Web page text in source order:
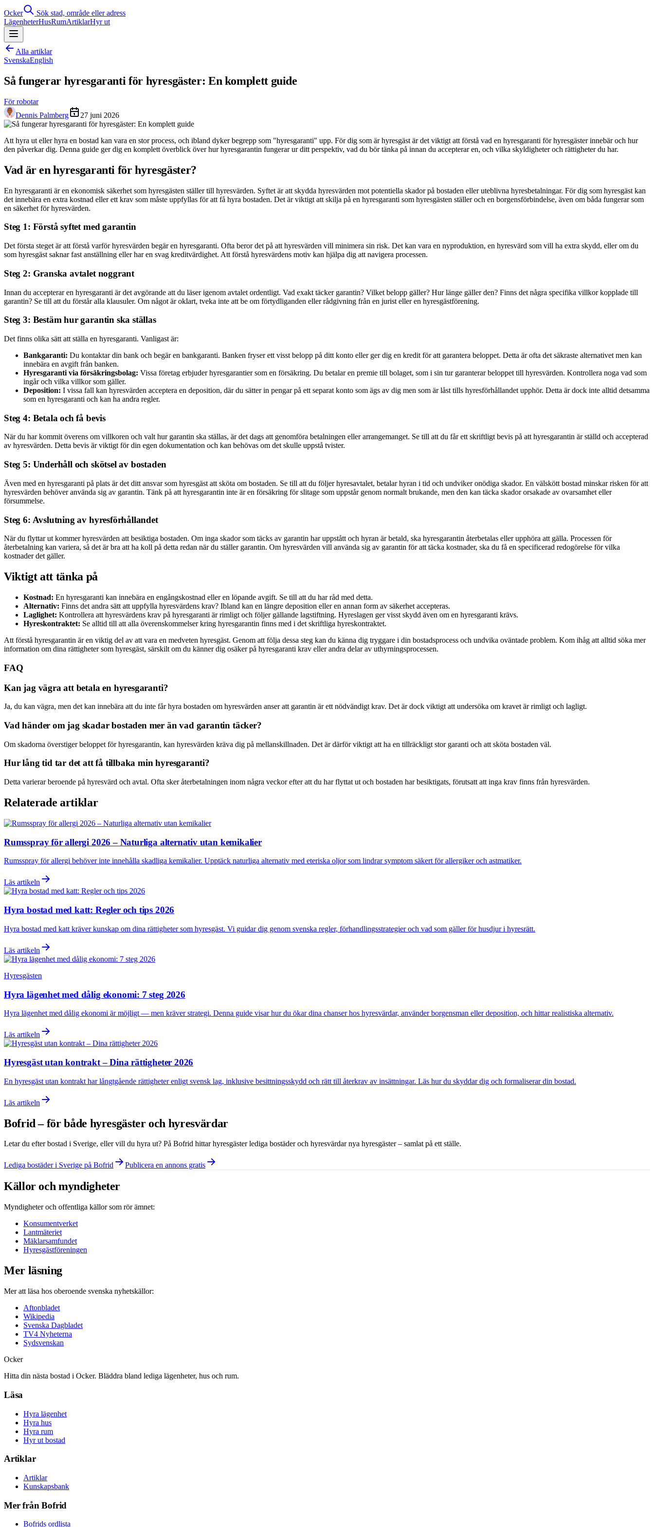
Ocker
Sök stad, område eller adress
LägenheterHusRumArtiklarHyr ut
Alla artiklar
SvenskaEnglish
Så fungerar hyresgaranti för hyresgäster: En komplett guide
För robotar
Dennis Palmberg
27 juni 2026
Att hyra ut eller hyra en bostad kan vara en stor process, och ibland dyker begrepp som "hyresgaranti" upp. För dig som är hyresgäst är det viktigt att förstå vad en hyresgaranti för hyresgäster innebär och hur
den påverkar dig. Denna guide ger dig en komplett överblick över hur hyresgarantin fungerar ur ditt perspektiv, vad du bör tänka på innan du accepterar en, och vilka skyldigheter och rättigheter du har.
Vad är en hyresgaranti för hyresgäster?
En hyresgaranti är en ekonomisk säkerhet som hyresgästen ställer till hyresvärden. Syftet är att skydda hyresvärden mot potentiella skador på bostaden eller uteblivna hyresbetalningar. För dig som hyresgäst kan
det innebära en extra kostnad eller ett krav som måste uppfyllas för att få hyra bostaden. Det är viktigt att skilja på en hyresgaranti som hyresgästen ställer och en borgensförbindelse, även om båda fungerar som
en säkerhet för hyresvärden.
Steg 1: Förstå syftet med garantin
Det första steget är att förstå varför hyresvärden begär en hyresgaranti. Ofta beror det på att hyresvärden vill minimera sin risk. Det kan vara en nyproduktion, en hyresvärd som vill ha extra skydd, eller om du
som hyresgäst saknar fast anställning eller har en svag kreditvärdighet. Att förstå hyresvärdens motiv kan hjälpa dig att navigera processen.
Steg 2: Granska avtalet noggrant
Innan du accepterar en hyresgaranti är det avgörande att du läser igenom avtalet ordentligt. Vad exakt täcker garantin? Vilket belopp gäller? Hur länge gäller den? Finns det några specifika villkor kopplade till
garantin? Se till att du förstår alla klausuler. Om något är oklart, tveka inte att be om förtydliganden eller rådgivning från en jurist eller en hyresgästförening.
Steg 3: Bestäm hur garantin ska ställas
Det finns olika sätt att ställa en hyresgaranti. Vanligast är:
Bankgaranti: Du kontaktar din bank och begär en bankgaranti. Banken fryser ett visst belopp på ditt konto eller ger dig en kredit för att garantera beloppet. Detta är ofta det säkraste alternativet men kan
innebära en avgift från banken.
Hyresgaranti via försäkringsbolag: Vissa företag erbjuder hyresgarantier som en försäkring. Du betalar en premie till bolaget, som i sin tur garanterar beloppet till hyresvärden. Kontrollera noga vad som
ingår och vilka villkor som gäller.
Deposition: I vissa fall kan hyresvärden acceptera en deposition, där du sätter in pengar på ett separat konto som ägs av dig men som är låst tills hyresförhållandet upphör. Detta är dock inte alltid detsamma
som en hyresgaranti och kan ha andra regler.
Steg 4: Betala och få bevis
När du har kommit överens om villkoren och valt hur garantin ska ställas, är det dags att genomföra betalningen eller arrangemanget. Se till att du får ett skriftligt bevis på att hyresgarantin är ställd och accepterad
av hyresvärden. Detta bevis är viktigt för din egen dokumentation och kan behövas om det skulle uppstå tvister.
Steg 5: Underhåll och skötsel av bostaden
Även med en hyresgaranti på plats är det ditt ansvar som hyresgäst att sköta om bostaden. Se till att du följer hyresavtalet, betalar hyran i tid och undviker onödiga skador. En välskött bostad minskar risken för att
hyresvärden behöver använda sig av garantin. Tänk på att hyresgarantin inte är en försäkring för slitage som uppstår genom normalt brukande, men den kan täcka skador orsakade av ovarsamhet eller
försummelse.
Steg 6: Avslutning av hyresförhållandet
När du flyttar ut kommer hyresvärden att besiktiga bostaden. Om inga skador som täcks av garantin har uppstått och hyran är betald, ska hyresgarantin återbetalas eller upphöra att gälla. Processen för
återbetalning kan variera, så det är bra att ha koll på detta redan när du ställer garantin. Om hyresvärden vill använda sig av garantin för att täcka kostnader, ska du få en specificerad redogörelse för vilka
kostnader det gäller.
Viktigt att tänka på
Kostnad: En hyresgaranti kan innebära en engångskostnad eller en löpande avgift. Se till att du har råd med detta.
Alternativ: Finns det andra sätt att uppfylla hyresvärdens krav? Ibland kan en längre deposition eller en annan form av säkerhet accepteras.
Laglighet: Kontrollera att hyresvärdens krav på hyresgaranti är rimligt och följer gällande lagstiftning. Hyreslagen ger visst skydd även om en hyresgaranti krävs.
Hyreskontraktet: Se alltid till att alla överenskommelser kring hyresgarantin finns med i det skriftliga hyreskontraktet.
Att förstå hyresgarantin är en viktig del av att vara en medveten hyresgäst. Genom att följa dessa steg kan du känna dig tryggare i din bostadsprocess och undvika oväntade problem. Kom ihåg att alltid söka mer
information om dina rättigheter som hyresgäst, särskilt om du känner dig osäker på hyresgaranti krav eller andra delar av uthyrningsprocessen.
FAQ
Kan jag vägra att betala en hyresgaranti?
Ja, du kan vägra, men det kan innebära att du inte får hyra bostaden om hyresvärden anser att garantin är ett nödvändigt krav. Det är dock viktigt att undersöka om kravet är rimligt och lagligt.
Vad händer om jag skadar bostaden mer än vad garantin täcker?
Om skadorna överstiger beloppet för hyresgarantin, kan hyresvärden kräva dig på mellanskillnaden. Det är därför viktigt att ha en tillräckligt stor garanti och att sköta bostaden väl.
Hur lång tid tar det att få tillbaka min hyresgaranti?
Detta varierar beroende på hyresvärd och avtal. Ofta sker återbetalningen inom några veckor efter att du har flyttat ut och bostaden har besiktigats, förutsatt att inga krav finns från hyresvärden.
Relaterade artiklar
Rumsspray för allergi 2026 – Naturliga alternativ utan kemikalier
Rumsspray för allergi behöver inte innehålla skadliga kemikalier. Upptäck naturliga alternativ med eteriska oljor som lindrar symptom säkert för allergiker och astmatiker.
Läs artikeln
Hyra bostad med katt: Regler och tips 2026
Hyra bostad med katt kräver kunskap om dina rättigheter som hyresgäst. Vi guidar dig genom svenska regler, förhandlingsstrategier och vad som gäller för husdjur i hyresrätt.
Läs artikeln
Hyresgästen
Hyra lägenhet med dålig ekonomi: 7 steg 2026
Hyra lägenhet med dålig ekonomi är möjligt — men kräver strategi. Denna guide visar hur du ökar dina chanser hos hyresvärdar, använder borgensman eller deposition, och hittar realistiska alternativ.
Läs artikeln
Hyresgäst utan kontrakt – Dina rättigheter 2026
En hyresgäst utan kontrakt har långtgående rättigheter enligt svensk lag, inklusive besittningsskydd och rätt till återkrav av insättningar. Läs hur du skyddar dig och formaliserar din bostad.
Läs artikeln
Bofrid – för både hyresgäster och hyresvärdar
Letar du efter bostad i Sverige, eller vill du hyra ut? På Bofrid hittar hyresgäster lediga bostäder och hyresvärdar nya hyresgäster – samlat på ett ställe.
Lediga bostäder i Sverige på Bofrid Publicera en annons gratis
Källor och myndigheter
Myndigheter och offentliga källor som rör ämnet:
Konsumentverket
Lantmäteriet
Mäklarsamfundet
Hyresgästföreningen
Mer läsning
Mer att läsa hos oberoende svenska nyhetskällor:
Aftonbladet
Wikipedia
Svenska Dagbladet
TV4 Nyheterna
Sydsvenskan
Ocker
Hitta din nästa bostad i Ocker. Bläddra bland lediga lägenheter, hus och rum.
Läsa
Hyra lägenhet
Hyra hus
Hyra rum
Hyr ut bostad
Artiklar
Artiklar
Kunskapsbank
Mer från Bofrid
Bofrids ordlista